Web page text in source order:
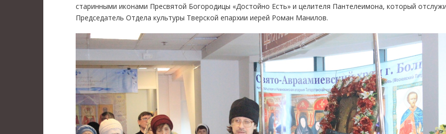
старинными иконами Пресвятой Богородицы «Достойно Есть» и целителя Пантелеимона, который
Председатель Отдела культуры Тверской епархии иерей Роман Манилов.